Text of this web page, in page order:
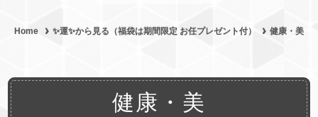
Home ✨運✨から見る（福袋は期間限定 お任プレゼント付） 健康・美
健康・美